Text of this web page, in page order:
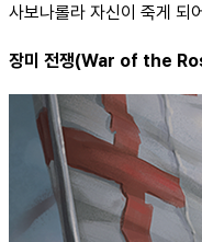
사보나롤라 자신이 죽게 되
장미 전쟁(War of the